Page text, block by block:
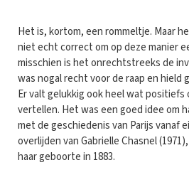
Het is, kortom, een rommeltje. Maar
niet echt correct om op deze manier
misschien is het onrechtstreeks de
was nogal recht voor de raap en hield
Er valt gelukkig ook heel wat
vertellen. Het was een goed idee om
met de geschiedenis van Parijs vanaf
overlijden van Gabrielle Chasnel
haar geboorte in 1883.